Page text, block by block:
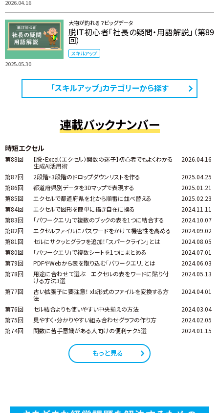
2026.04.16
2025.05.30
大物が釣れる？ビッグデータ
脱IT初心者「社長の疑問・用語解説」（第89
回）
スキルアップ
「スキルアップ」カテゴリーから探す
連載バックナンバー
時短エクセル
第88回
【脱・Excel（エクセル）関数の迷子】初心者でもよくわかる
生成AI活用術
2026.04.16
第87回 2段階・3段階のドロップダウンリストを作る
2025.04.25
第86回
都道府県別データを3Dマップで表現する
2025.01.21
第85回
エクセルで都道府県を北から順番に並べ替える
2025.02.23
第84回
エクセルで図形を簡単に描き自在に操る
2024.11.11
第83回
「パワークエリ」で複数のブックの表を1つに結合する
2024.10.07
第82回
エクセルファイルにパスワードをかけて機密性を高める
2024.09.02
第81回
セルにサクッとグラフを追加！「スパークライン」とは
2024.08.05
第80回
「パワークエリ」で複数シートを1つにまとめる
2024.07.01
第79回
PDFやWebから表を取り込む「パワークエリ」とは
2024.06.03
第78回
用途に合わせて選ぶ エクセルの表をワードに貼り付
ける方法3選
2024.05.13
第77回
古い拡張子に要注意！ xls形式のファイルを変換する方
法
2024.04.01
第76回 セル結合よりも使いやすい中央揃えの方法
2024.03.04
第75回
見やすく・分かりやすい組み合わせグラフの作り方
2024.02.05
第74回
関数に苦手意識がある人向けの便利テク5選 2024.01.15
もっと見る